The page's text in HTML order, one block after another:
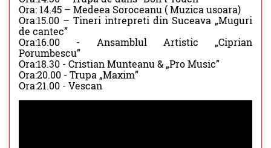
Ora: 14.45 – Medeea Soroceanu ( Muzica usoara)
Ora:15.00 – Tineri intrepreti din Suceava „Muguri
de cantec”
Ora:16.00 - Ansamblul Artistic „Ciprian
Porumbescu”
Ora:18.30 - Cristian Munteanu & „Pro Music”
Ora:20.00 - Trupa „Maxim”
Ora:21.00 - Vescan